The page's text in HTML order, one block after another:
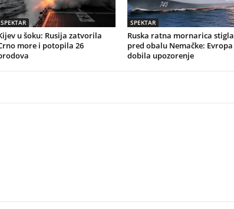
SPEKTAR
u šoku: Rusija zatvorila
more i potopila 26
SPEKTAR
Ruska ratna mornarica stigla
pred obalu Nemačke: Evropa
dobila upozorenje